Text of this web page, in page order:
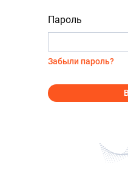
Пароль
Забыли пароль?